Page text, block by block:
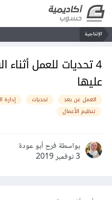
الإنتاجية
4 تحديات للعمل
عليها
العمل عن بعد تحديات إدارة
تنظيم الأعمال
بواسطة فرح أبو عودة
3 نوفمبر 2019